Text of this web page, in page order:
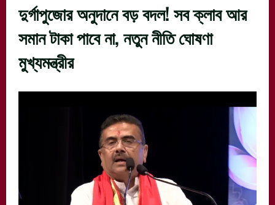
দুর্গাপুজোর অনুদানে বড় বদল! সব ক্লাব আর
সমান টাকা পাবে না, নতুন নীতি ঘোষণা
মুখ্যমন্ত্রীর